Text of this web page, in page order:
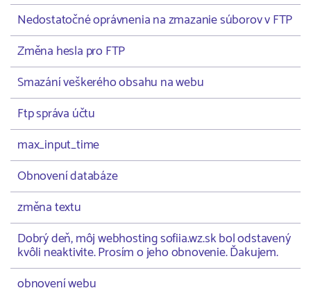
Nedostatočné oprávnenia na zmazanie súborov v FTP
Změna hesla pro FTP
Smazání veškerého obsahu na webu
Ftp správa účtu
max_input_time
Obnovení databáze
změna textu
Dobrý deň, môj webhosting sofiia.wz.sk bol odstavený
kvôli neaktivite. Prosím o jeho obnovenie. Ďakujem.
obnovení webu